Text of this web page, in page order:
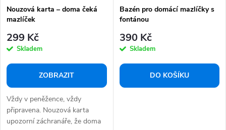
k
t
ů
u
k
t
ů
Nouzová karta – doma čeká
mazlíček
299 Kč
Skladem
ZOBRAZIT
Vždy v peněžence, vždy
připravena. Nouzová karta
upozorní záchranáře, že doma
Bazén pro domácí mazlíčky s
fontánou
390 Kč
Skladem
DO KOŠÍKU